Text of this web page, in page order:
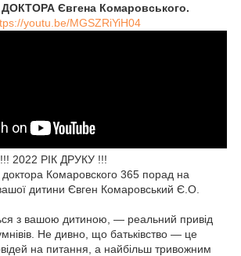
Євгена Комаровського.
youtu.be/MGSZRiYiH04
2022 РІК ДРУКУ !!!
Комаровского 365 порад на
дитини Євген Комаровський Є.О.
з вашою дитиною, — реальний привід
Не дивно, що батьківство — це
на питання, а найбільш тривожним